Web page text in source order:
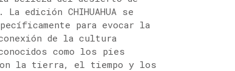
La edición CHIHUAHUA se
para evocar la
de la cultura
como los pies
la tierra, el tiempo y los